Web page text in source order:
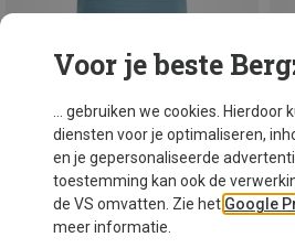
Maten
La Sportiva
Je
Voor je beste
... gebruiken we cookies. Hierdoor
diensten voor je optimaliseren,
en je gepersonaliseerde
toestemming kan ook de
de VS omvatten. Zie het Google
meer informatie.